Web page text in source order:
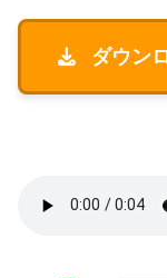
ダウン